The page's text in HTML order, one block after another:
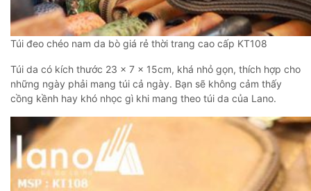
Túi đeo chéo nam da bò giá rẻ thời trang cao cấp KT108
Túi da có kích thước 23 × 7 × 15cm, khá nhỏ gọn, thích hợp cho
những ngày phải mang túi cả ngày. Bạn sẽ không cảm thấy
cồng kềnh hay khó nhọc gì khi mang theo túi da của Lano.